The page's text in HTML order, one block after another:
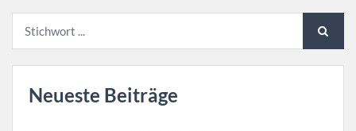
Neueste Beiträge